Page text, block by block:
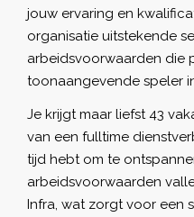
jouw ervaring en
organisatie uitstekende
arbeidsvoorwaarden die
toonaangevende speler
Je krijgt maar liefst 43
van een fulltime
tijd hebt om te
arbeidsvoorwaarden
Infra, wat zorgt voor een